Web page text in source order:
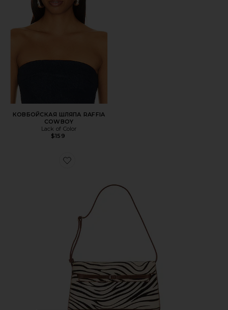
КОВБОЙСКАЯ ШЛЯПА RAFFIA
COWBOY
Lack of Color
$159
Favorite СУМКА НА ПЛЕЧО